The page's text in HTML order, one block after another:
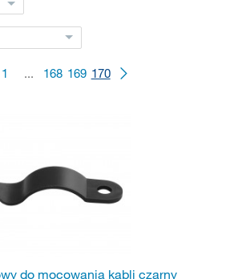
1 ... 168 169 170
do mocowania kabli czarny